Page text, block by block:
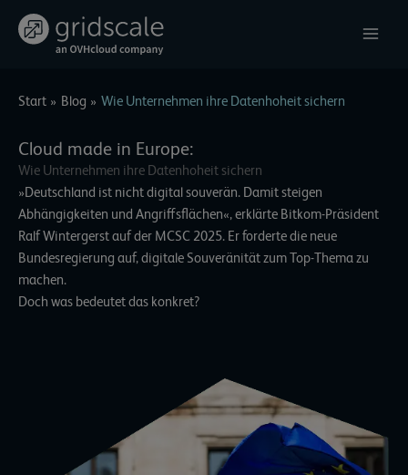
Inhalt
Start Blog Wie Unternehmen ihre Datenhoheit sichern
Cloud made in Europe:
Wie Unternehmen ihre Datenhoheit sichern
»Deutschland ist nicht digital souverän. Damit steigen
Abhängigkeiten und Angriffsflächen«, erklärte Bitkom-Präsident
Ralf Wintergerstauf der MCSC 2025. Er forderte die neue
Bundesregierung auf, digitale Souveränität zum Top-Thema zu
machen.
Doch was bedeutet das konkret?